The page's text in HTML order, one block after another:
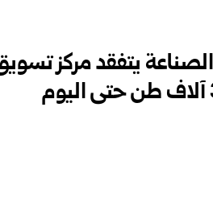
يتفقد مركز